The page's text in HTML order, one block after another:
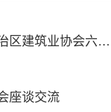
鄂尔多斯建筑业协会组织会员企业赴南京参加内蒙古自治区建筑业协会六届四次理事会和创精品工程交流会
座谈交流